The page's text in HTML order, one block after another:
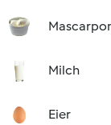
Milch
Eier